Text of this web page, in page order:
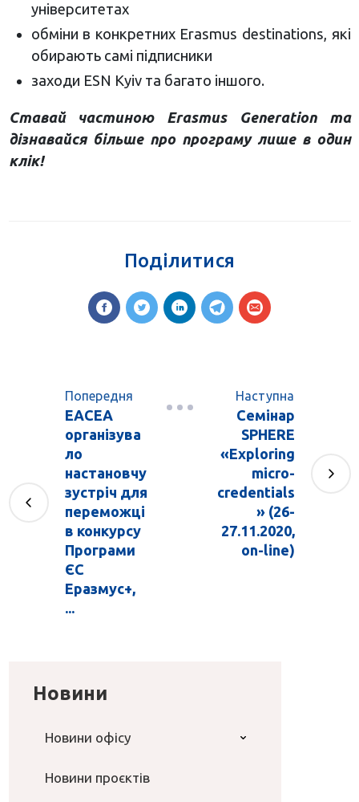
університетах
обміни в конкретних Erasmus destinations, які
обирають самі підписники
заходи ESN Kyiv та багато іншого.
Ставай частиною Erasmus Generation та
дізнавайся більше про програму лише в один
клік!
Поділитися
Попередня
ЕАСЕА
організува
ло
настановчу
зустріч для
переможці
в конкурсу
Програми
ЄС
Еразмус+,
...
Наступна
Семінар
SPHERE
«Exploring
micro-
credentials
» (26-
27.11.2020,
on-line)
Новини
Новини офісу
Новини проєктів